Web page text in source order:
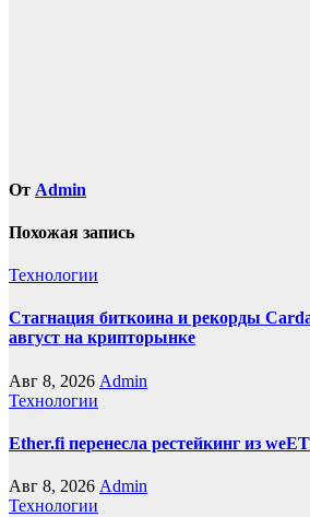
От Admin
Похожая запись
Технологии
Стагнация биткоина и рекорды
август на крипторынке
Авг 8, 2026 Admin
Технологии
Ether.fi перенесла рестейкинг из
Авг 8, 2026 Admin
Технологии